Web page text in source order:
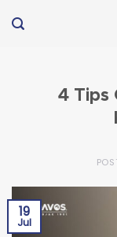
to
4 Tips
19
Jul